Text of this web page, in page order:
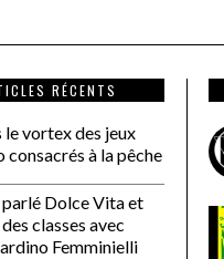
RÉCENTS
le vortex des jeux
consacrés à la pêche
parlé Dolce Vita et
classes avec
Femminielli